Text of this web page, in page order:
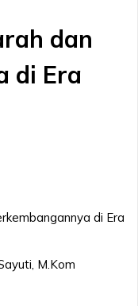
dan
di Era
di Era
M.Kom